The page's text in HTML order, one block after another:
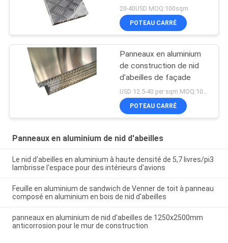
20-40USD MOQ:100sqm
POTEAU CARRÉ
Panneaux en aluminium
de construction de nid
d'abeilles de façade
POTEAU CARRÉ
Panneaux en aluminium de nid d'abeilles
Le nid d'abeilles en aluminium à haute densité de 5,7 livres/pi3
lambrisse l'espace pour des intérieurs d'avions
Feuille en aluminium de sandwich de Venner de toit à panneau
composé en aluminium en bois de nid d'abeilles
panneaux en aluminium de nid d'abeilles de 1250x2500mm
anticorrosion pour le mur de construction